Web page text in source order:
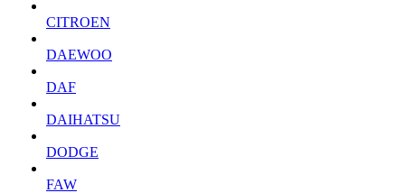
CITROEN
DAEWOO
DAF
DAIHATSU
DODGE
FAW